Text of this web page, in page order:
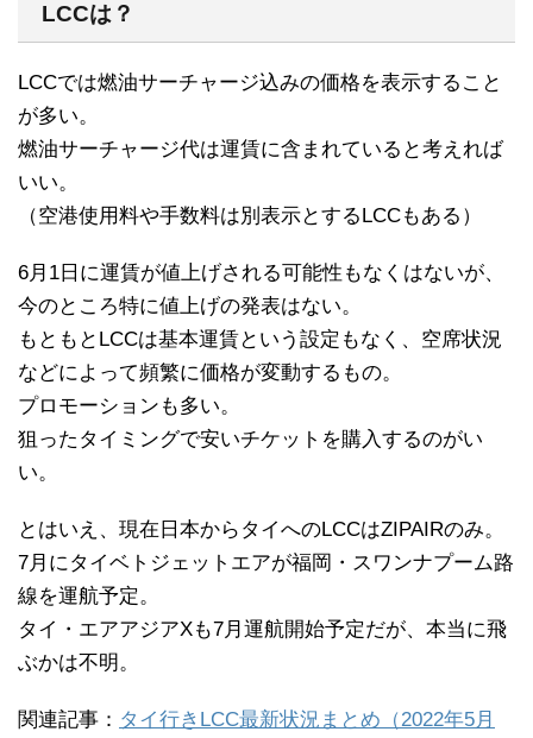
LCCは？
LCCでは燃油サーチャージ込みの価格を表示すること
が多い。
燃油サーチャージ代は運賃に含まれていると考えれば
いい。
（空港使用料や手数料は別表示とするLCCもある）
6月1日に運賃が値上げされる可能性もなくはないが、
今のところ特に値上げの発表はない。
もともとLCCは基本運賃という設定もなく、空席状況
などによって頻繁に価格が変動するもの。
プロモーションも多い。
狙ったタイミングで安いチケットを購入するのがい
い。
とはいえ、現在日本からタイへのLCCはZIPAIRのみ。
7月にタイベトジェットエアが福岡・スワンナプーム路
線を運航予定。
タイ・エアアジアXも7月運航開始予定だが、本当に飛
ぶかは不明。
関連記事： タイ行きLCC最新状況まとめ（2022年5月